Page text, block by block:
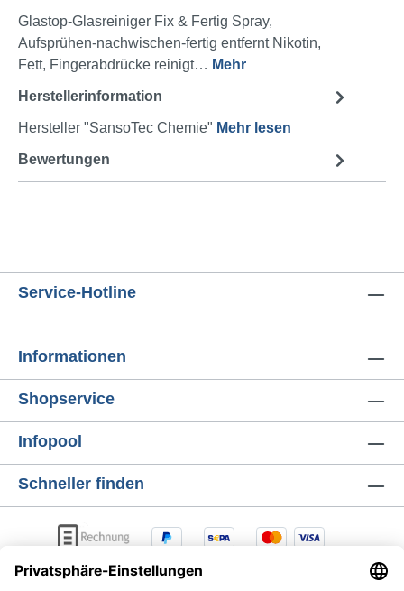
Glastop-Glasreiniger Fix & Fertig Spray,
Aufsprühen-nachwischen-fertig entfernt Nikotin,
Fett, Fingerabdrücke reinigt… Mehr
Herstellerinformation
Hersteller "SansoTec Chemie" Mehr lesen
Bewertungen
Service-Hotline
Informationen
Shopservice
Infopool
Schneller finden